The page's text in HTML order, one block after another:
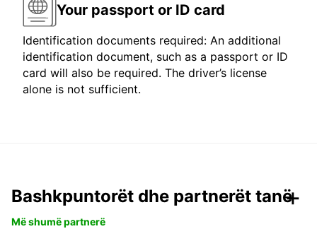
Your passport or ID card
Identification documents required: An additional
identification document, such as a passport or ID
card will also be required. The driver’s license
alone is not sufficient.
Bashkpuntorët dhe partnerët tanë
Më shumë partnerë